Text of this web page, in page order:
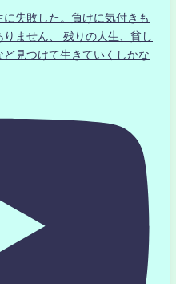
失敗した。負けに気付きも
ません、 残りの人生、貧し
見つけて生きていくしかな